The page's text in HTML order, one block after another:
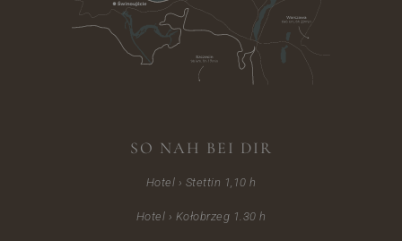
SO NAH BEI DIR
Hotel › Stettin 1,10 h
Hotel › Kołobrzeg 1.30 h